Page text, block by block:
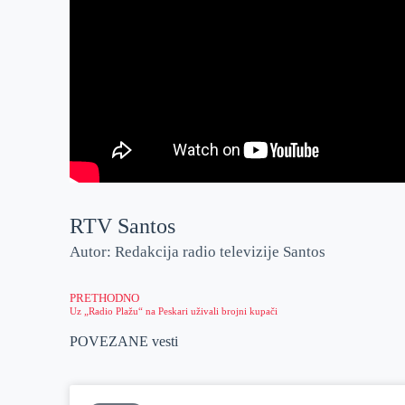
RTV Santos
Autor: Redakcija radio televizije Santos
PRETHODNO
Uz „Radio Plažu“ na Peskari uživali brojni kupači
POVEZANE vesti